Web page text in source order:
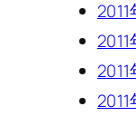
2011